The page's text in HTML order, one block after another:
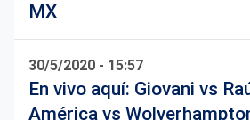
MX
30/5/2020 - 15:57
En vivo aquí: Giovani vs
América vs